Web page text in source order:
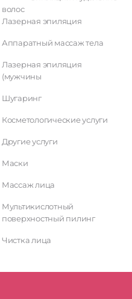
волос
Лазерная эпиляция
Аппаратный массаж тела
Лазерная эпиляция
(мужчины
Шугаринг
Косметологические услуги
Другие услуги
Маски
Массаж лица
Мультикислотный
поверхностный пилинг
Чистка лица